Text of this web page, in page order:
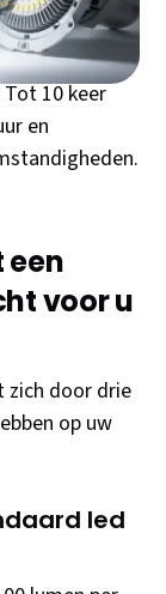
hoge
Het
10 keer
en
een
voor u
zich door drie
op uw
led